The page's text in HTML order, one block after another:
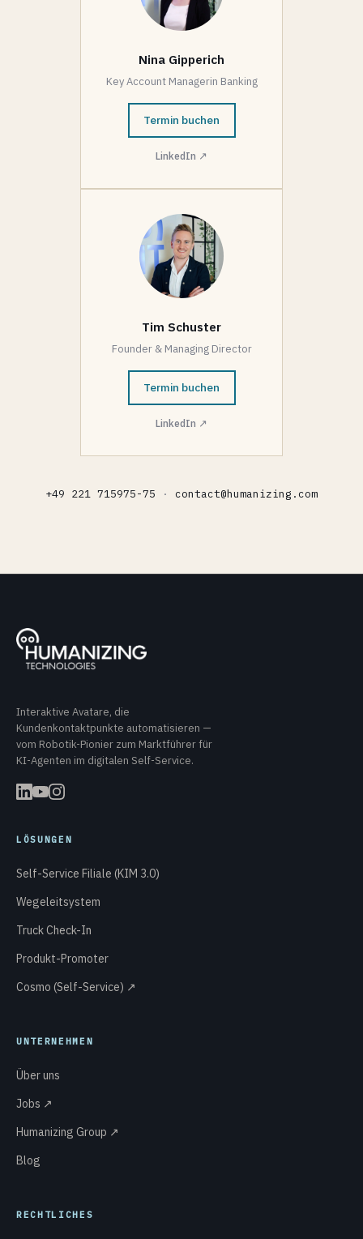
Nina Gipperich
Key Account Managerin Banking
Termin buchen
LinkedIn ↗
Tim Schuster
Founder & Managing Director
Termin buchen
LinkedIn ↗
+49 221 715975-75 · contact@humanizing.com
Interaktive Avatare, die
Kundenkontaktpunkte automatisieren —
vom Robotik-Pionier zum Marktführer für
KI-Agenten im digitalen Self-Service.
LÖSUNGEN
Self-Service Filiale (KIM 3.0)
Wegeleitsystem
Truck Check-In
Produkt-Promoter
Cosmo (Self-Service) ↗
UNTERNEHMEN
Über uns
Jobs ↗
Humanizing Group ↗
Blog
RECHTLICHES